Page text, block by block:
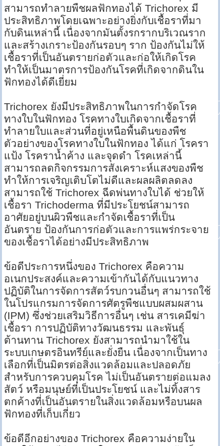
สามารถทำลายพืชผลฟักทองได้ Trichorex มี
ประสิทธิภาพโดยเฉพาะอย่างยิ่งกับเชื้อราที่มา
กับดินเหล่านี้ เนื่องจากมันตั้งรกรากบริเวณราก
และสร้างเกราะป้องกันรอบๆ ราก ป้องกันไม่ให้
เชื้อราที่เป็นอันตรายก่อตัวและก่อให้เกิดโรค
ทำให้เป็นมาตรการป้องกันโรคที่เกิดจากดินใน
ฟักทองได้ดีเยี่ยม
Trichorex ยังมีประสิทธิภาพในการกำจัดโรค
ทางใบในฟักทอง โรคทางใบเกิดจากเชื้อราที่
ทำลายใบและส่วนที่อยู่เหนือพื้นดินของพืช
ตัวอย่างของโรคทางใบในฟักทอง ได้แก่ โรครา
แป้ง โรคราน้ำค้าง และจุดดำ โรคเหล่านี้
สามารถลดกิจกรรมการสังเคราะห์แสงของพืช
ทำให้การเจริญเติบโตไม่ดีและผลผลิตลดลง
สามารถใช้ Trichorex ฉีดพ่นทางใบได้ ช่วยให้
เชื้อรา Trichoderma ที่มีประโยชน์สามารถ
อาศัยอยู่บนผิวพืชและกำจัดเชื้อราที่เป็น
อันตราย ป้องกันการก่อตัวและการแพร่กระจาย
ของเชื้อราได้อย่างมีประสิทธิภาพ
ข้อดีประการหนึ่งของ Trichorex คือความ
อเนกประสงค์และความเข้ากันได้กับแนวทาง
ปฏิบัติในการจัดการสัตว์รบกวนอื่นๆ สามารถใช้
ในโปรแกรมการจัดการศัตรูพืชแบบผสมผสาน
(IPM) ซึ่งช่วยเสริมวิธีการอื่นๆ เช่น สารเคมีฆ่า
เชื้อรา การปฏิบัติทางวัฒนธรรม และพันธุ์
ต้านทาน Trichorex ยังสามารถนำมาใช้ใน
ระบบเกษตรอินทรีย์และยั่งยืน เนื่องจากเป็นทาง
เลือกที่เป็นมิตรต่อสิ่งแวดล้อมและปลอดภัย
สำหรับการควบคุมโรค ไม่เป็นอันตรายต่อแมลง
สัตว์ หรือมนุษย์ที่เป็นประโยชน์ และไม่ทิ้งสาร
ตกค้างที่เป็นอันตรายในสิ่งแวดล้อมหรือบนผล
ฟักทองที่เก็บเกี่ยว
ข้อดีอีกอย่างของ Trichorex คือความง่ายใน